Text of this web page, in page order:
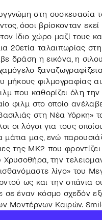
στη συσκευασία
όσοι βρίσκονταν
ίδιο χώρο μαζί τους
20ετία ταλαιπωρίας
δράση η εικόνα, η
μήκους φιλμογραφίας
που καθορίζει όλη την
φιλμ στο οποίο
στη Νέα Υόρκη»
οι λόγοι για τους
μας, ενώ
της MK2 που
την
λίγο» του
ως και την σπάνια
σε έναν κόσμο σχεδόν
Μοντέρνων Καιρών.